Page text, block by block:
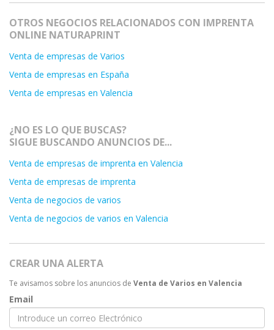
OTROS NEGOCIOS RELACIONADOS CON IMPRENTA
ONLINE NATURAPRINT
Venta de empresas de Varios
Venta de empresas en España
Venta de empresas en Valencia
¿NO ES LO QUE BUSCAS?
SIGUE BUSCANDO ANUNCIOS DE...
Venta de empresas de imprenta en Valencia
Venta de empresas de imprenta
Venta de negocios de varios
Venta de negocios de varios en Valencia
CREAR UNA ALERTA
Te avisamos sobre los anuncios de Venta de Varios en Valencia
Email